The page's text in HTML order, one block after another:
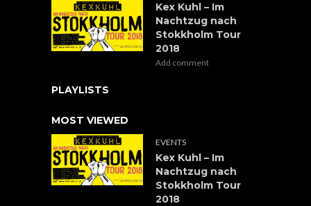
Kex Kuhl – Im
Nachtzug nach
Stokkholm Tour
2018
Add comment
PLAYLISTS
MOST VIEWED
EVENTS
Kex Kuhl – Im
Nachtzug nach
Stokkholm Tour
2018